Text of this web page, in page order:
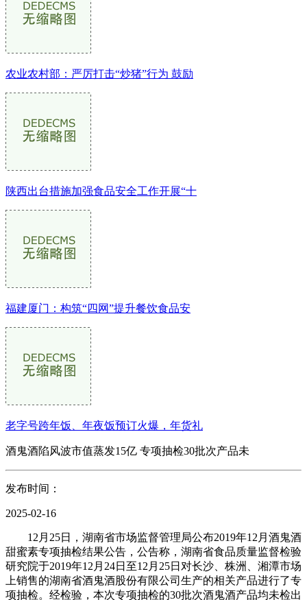
农业农村部：严厉打击“炒猪”行为 鼓励
陕西出台措施加强食品安全工作开展“十
福建厦门：构筑“四网”提升餐饮食品安
老字号跨年饭、年夜饭预订火爆，年货礼
酒鬼酒陷风波市值蒸发15亿 专项抽检30批次产品未
发布时间：
2025-02-16
12月25日，湖南省市场监督管理局公布2019年12月酒鬼酒
甜蜜素专项抽检结果公告，公告称，湖南省食品质量监督检验
研究院于2019年12月24日至12月25日对长沙、株洲、湘潭市场
上销售的湖南省酒鬼酒股份有限公司生产的相关产品进行了专
项抽检。经检验，本次专项抽检的30批次酒鬼酒产品均未检出